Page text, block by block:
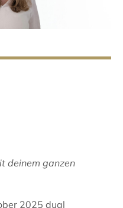
deinem ganzen
2025 dual